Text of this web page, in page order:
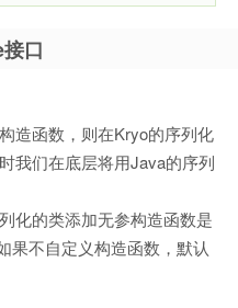
口
造函数，则在Kryo的序列化
我们在底层将用Java的序列
化的类添加无参构造函数是
果不自定义构造函数，默认